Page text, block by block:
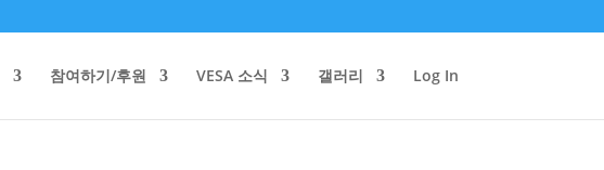
참여하기/후원 VESA 소식 갤러리 Log In